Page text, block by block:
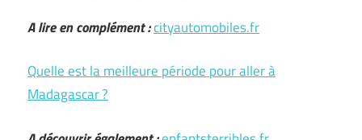
A lire en complément :cityautomobiles.fr
Quelle est la meilleure période pour aller à
Madagascar ?